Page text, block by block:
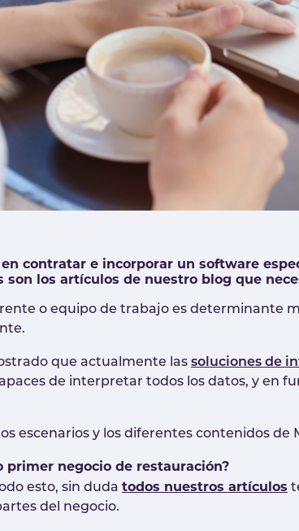
en contratar e incorporar un software
son los artículos de nuestro blog que
o equipo de trabajo es determinante
que actualmente las soluciones de
de interpretar todos los datos, y en
escenarios y los diferentes contenidos
primer negocio de restauración?
esto, sin duda todos nuestros artículos
del negocio.